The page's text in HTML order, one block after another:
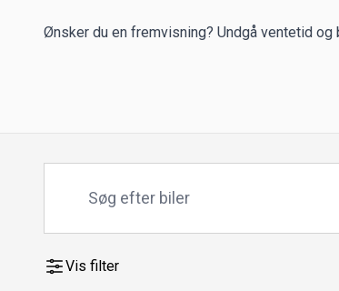
Ønsker du en fremvisning? Undgå ventetid
Vis filter